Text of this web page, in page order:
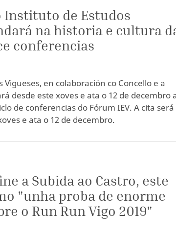
Instituto de Estudos
na historia e cultura
conferencias
Vigueses, en colaboración co Concello e a
desde este xoves e ata o 12 de decembro
de conferencias do Fórum IEV. A cita será
e ata o 12 de decembro.
a Subida ao Castro, este
"unha proba de enorme
o Run Run Vigo 2019"